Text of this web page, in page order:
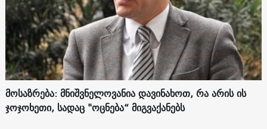
მოსაზრება: მნიშვნელოვანია დავინახოთ, რა არის ის
ჯოჯოხეთი, სადაც "ოცნება“ მიგვაქანებს